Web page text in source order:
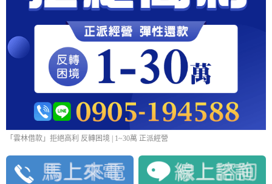
「雲林借款」拒絕高利 反轉困境 | 1~30萬 正派經營